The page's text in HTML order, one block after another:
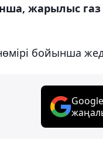
жарылыс
бойынша